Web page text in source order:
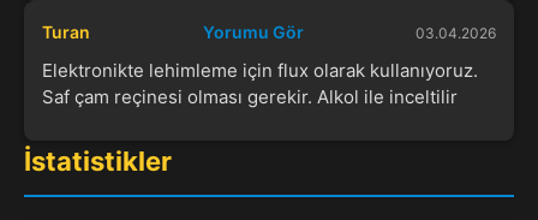
Turan Yorumu Gör 03.04.2026
Elektronikte lehimleme için flux olarak kullanıyoruz.
Saf çam reçinesi olması gerekir. Alkol ile inceltilir
İstatistikler